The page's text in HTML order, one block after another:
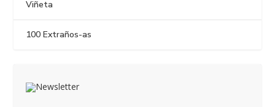
Viñeta
100 Extraños-as